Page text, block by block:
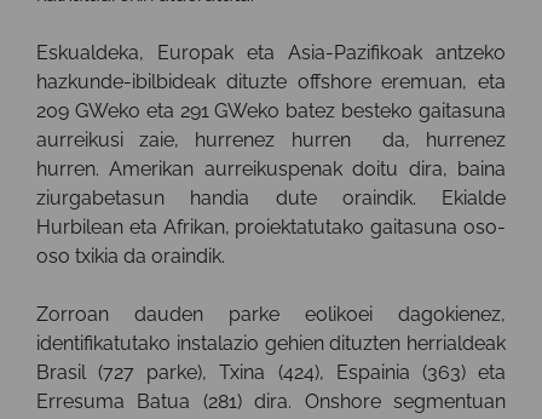
Eskualdeka, Europak eta Asia-Pazifikoak antzeko
hazkunde-ibilbideak dituzte offshore eremuan, eta
209 GWeko eta 291 GWeko batez besteko gaitasuna
aurreikusi zaie, hurrenez hurren da, hurrenez
hurren. Amerikan aurreikuspenak doitu dira, baina
ziurgabetasun handia dute oraindik. Ekialde
Hurbilean eta Afrikan, proiektatutako gaitasuna oso-
oso txikia da oraindik.
Zorroan dauden parke eolikoei dagokienez,
identifikatutako instalazio gehien dituzten herrialdeak
Brasil (727 parke), Txina (424), Espainia (363) eta
Erresuma Batua (281) dira. Onshore segmentuan